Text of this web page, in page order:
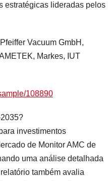
estratégicas lideradas pelos
Vacuum GmbH,
Markes, IUT
108890
investimentos
de Monitor AMC de
uma análise detalhada
também avalia